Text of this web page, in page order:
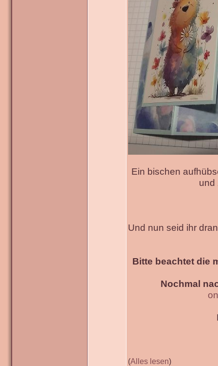
Ein bischen
und
Und nun seid ihr
Bitte beachtet die
Nochmal
(Alles lesen)